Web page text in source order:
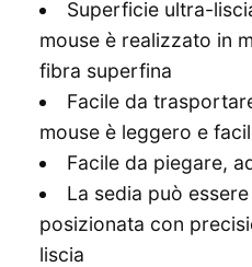
Superficie ultra-
mouse è realizzato in
fibra superfina
Facile da
mouse è leggero e
Facile da piegare,
La sedia può
posizionata con
liscia